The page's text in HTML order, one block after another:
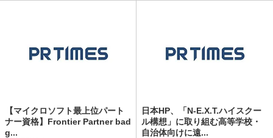
【マイクロソフト最上位パート
ナー資格】Frontier Partner bad
g...
日本HP、「N-E.X.T.ハイスクー
ル構想」に取り組む高等学校・
自治体向けに遠...